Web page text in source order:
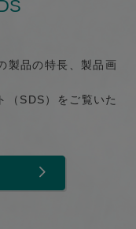
製品の特長、製品画
（SDS）をご覧いた